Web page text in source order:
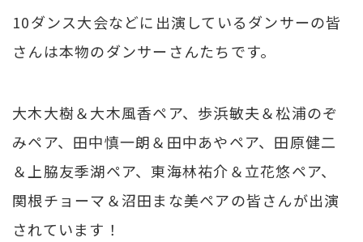
10ダンス大会などに出演しているダンサーの皆
さんは本物のダンサーさんたちです。
大木大樹＆大木風香ペア、歩浜敏夫＆松浦のぞ
みペア、田中慎一朗＆田中あやペア、田原健二
＆上脇友季湖ペア、東海林祐介＆立花悠ペア、
関根チョーマ＆沼田まな美ペアの皆さんが出演
されています！